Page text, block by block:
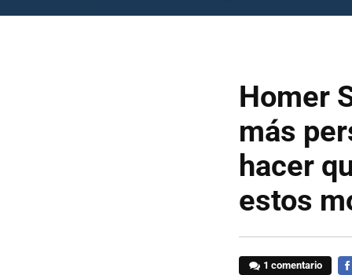
Homer
más
hacer
estos
1 comentario